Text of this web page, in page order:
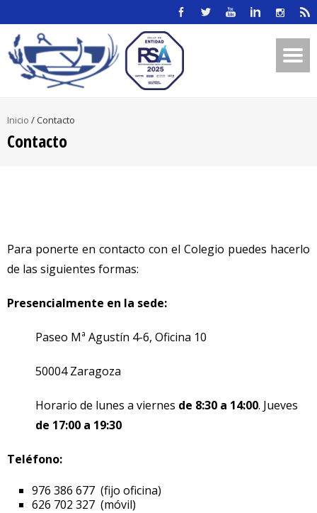
Inicio /Contacto
Contacto
Para ponerte en contacto con el Colegio puedes hacerlo
de las siguientes formas:
Presencialmente en la sede:
Paseo Mª Agustín 4-6, Oficina 10
50004 Zaragoza
Horario de lunes a viernes de 8:30 a 14:00. Jueves
de 17:00 a 19:30
Teléfono:
976 386 677 (fijo oficina)
626 702 327 (móvil)